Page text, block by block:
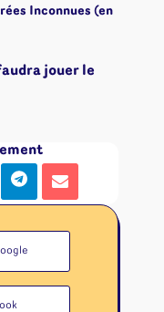
Inconnues (en
jouer le